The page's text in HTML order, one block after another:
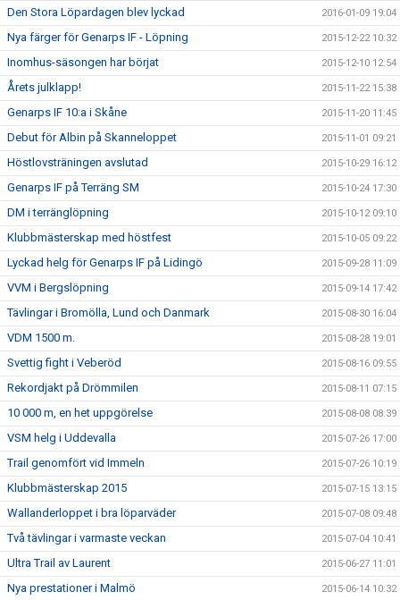
Den Stora Löpardagen blev lyckad 2016-01-09 19:04
Nya färger för Genarps IF - Löpning 2015-12-22 10:32
Inomhus-säsongen har börjat 2015-12-10 12:54
Årets julklapp! 2015-11-22 15:38
Genarps IF 10:a i Skåne 2015-11-20 11:45
Debut för Albin på Skanneloppet 2015-11-01 09:21
Höstlovsträningen avslutad 2015-10-29 16:12
Genarps IF på Terräng SM 2015-10-24 17:30
DM i terränglöpning 2015-10-12 09:10
Klubbmästerskap med höstfest 2015-10-05 09:22
Lyckad helg för Genarps IF på Lidingö 2015-09-28 11:09
VVM i Bergslöpning 2015-09-14 17:42
Tävlingar i Bromölla, Lund och Danmark 2015-08-30 16:04
VDM 1500 m. 2015-08-28 19:01
Svettig fight i Veberöd 2015-08-16 09:55
Rekordjakt på Drömmilen 2015-08-11 07:15
10 000 m, en het uppgörelse 2015-08-08 08:39
VSM helg i Uddevalla 2015-07-26 17:00
Trail genomfört vid Immeln 2015-07-26 10:19
Klubbmästerskap 2015 2015-07-15 13:15
Wallanderloppet i bra löparväder 2015-07-08 09:48
Två tävlingar i varmaste veckan 2015-07-04 10:41
Ultra Trail av Laurent 2015-06-27 11:01
Nya prestationer i Malmö 2015-06-14 10:32